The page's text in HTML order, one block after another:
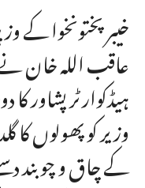
خیبر پختونخوا کے
ہیڈکوارٹر پشاور
وزیر کو پھولوں کا
کے چاق و چوبند